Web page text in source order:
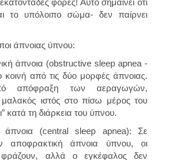
το υπόλοιπο σώμα- δεν παίρνει
άπνοιας ύπνου:
άπνοια (obstructive sleep apnea -
κοινή από τις δύο μορφές άπνοιας.
απόφραξη των αεραγωγών,
ιστός στο πίσω μέρος του
κατά τη διάρκεια του ύπνου.
άπνοια (central sleep apnea): Σε
αποφρακτική άπνοια ύπνου, οι
αλλά ο εγκέφαλος δεν